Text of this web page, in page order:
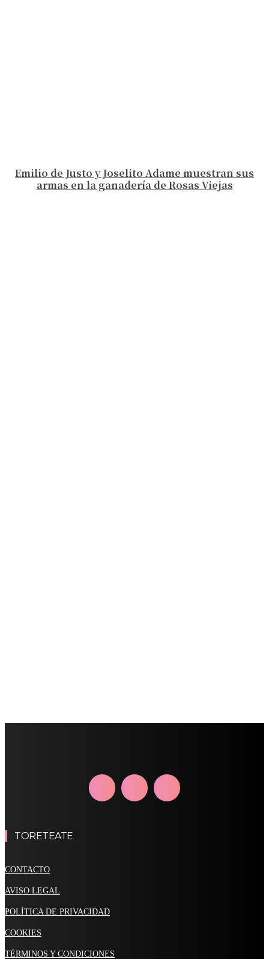
Emilio de Justo y Joselito Adame muestran sus
armas en la ganadería de Rosas Viejas
TORETEATE
CONTACTO
AVISO LEGAL
POLÍTICA DE PRIVACIDAD
COOKIES
TÉRMINOS Y CONDICIONES